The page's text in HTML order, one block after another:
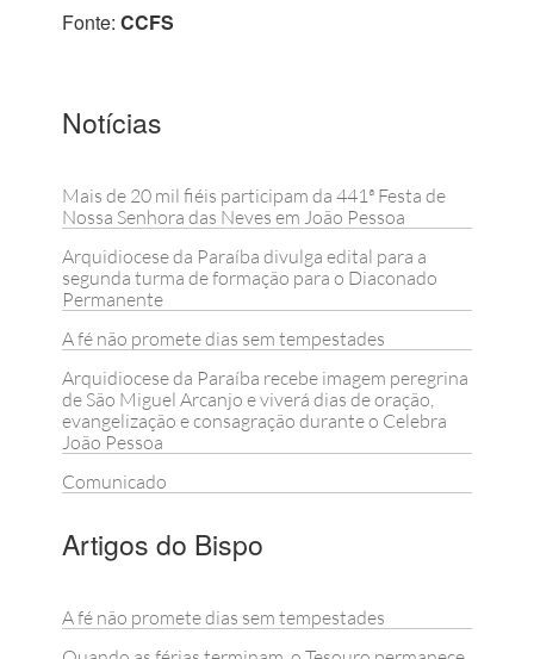
Fonte: CCFS
Notícias
Mais de 20 mil fiéis participam da 441ª Festa de
Nossa Senhora das Neves em João Pessoa
Arquidiocese da Paraíba divulga edital para a
segunda turma de formação para o Diaconado
Permanente
A fé não promete dias sem tempestades
Arquidiocese da Paraíba recebe imagem peregrina
de São Miguel Arcanjo e viverá dias de oração,
evangelização e consagração durante o Celebra
João Pessoa
Comunicado
Artigos do Bispo
A fé não promete dias sem tempestades